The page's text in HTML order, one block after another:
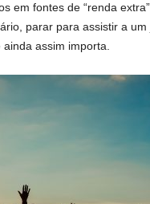
em fontes de “renda
parar para assistir a
assim importa.